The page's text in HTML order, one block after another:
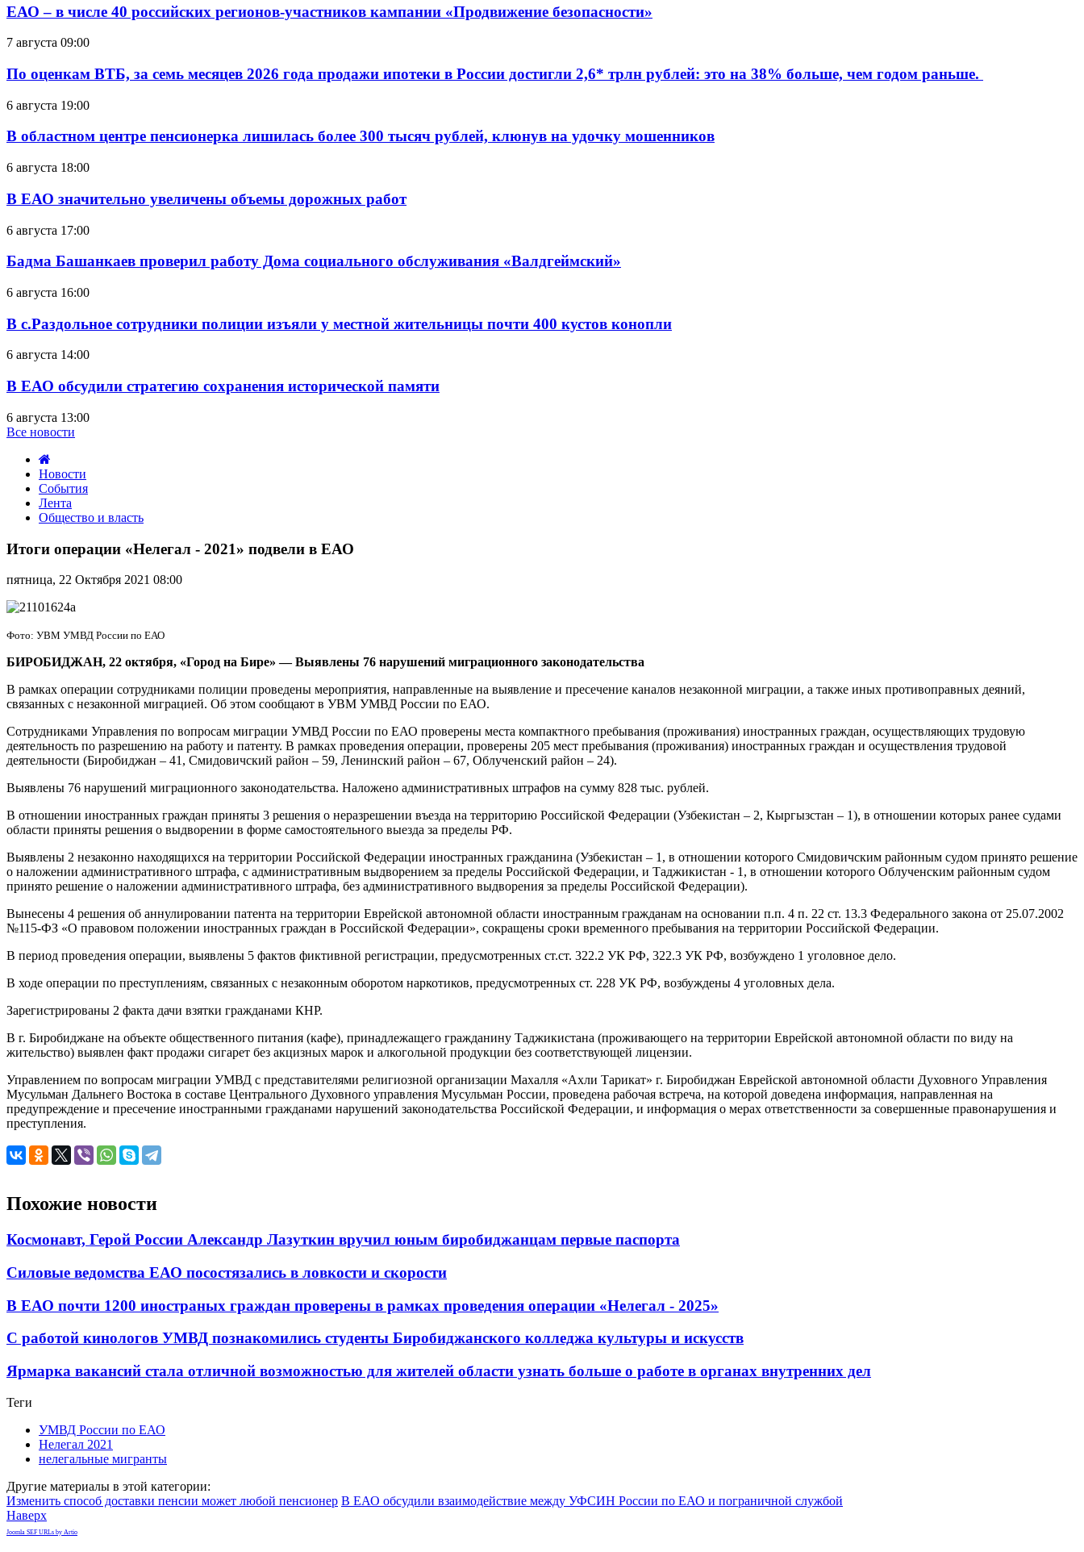
ЕАО – в числе 40 российских регионов-участников кампании «Продвижение безопасности»
7 августа 09:00
По оценкам ВТБ, за семь месяцев 2026 года продажи ипотеки в России достигли 2,6* трлн рублей: это на 38% больше, чем годом раньше.
6 августа 19:00
В областном центре пенсионерка лишилась более 300 тысяч рублей, клюнув на удочку мошенников
6 августа 18:00
В ЕАО значительно увеличены объемы дорожных работ
6 августа 17:00
Бадма Башанкаев проверил работу Дома социального обслуживания «Валдгеймский»
6 августа 16:00
В с.Раздольное сотрудники полиции изъяли у местной жительницы почти 400 кустов конопли
6 августа 14:00
В ЕАО обсудили стратегию сохранения исторической памяти
6 августа 13:00
Все новости
Новости
События
Лента
Общество и власть
операции
«Нелегал
-
2021»
подвели
ЕАО
Итоги операции «Нелегал - 2021» подвели в ЕАО
пятница, 22 Октября 2021 08:00
Фото: УВМ УМВД России по ЕАО
БИРОБИДЖАН, 22 октября, «Город на Бире» —Выявлены 76 нарушений миграционного законодательства
В рамках операции сотрудниками полиции проведены мероприятия, направленные на выявление и пресечение каналов незаконной миграции, а также иных противоправных деяний,
связанных с незаконной миграцией. Об этом сообщают в УВМ УМВД России по ЕАО.
Сотрудниками Управления по вопросам миграции УМВД России по ЕАО проверены места компактного пребывания (проживания) иностранных граждан, осуществляющих трудовую
деятельность по разрешению на работу и патенту. В рамках проведения операции, проверены 205 мест пребывания (проживания) иностранных граждан и осуществления трудовой
деятельности (Биробиджан – 41, Смидовичский район – 59, Ленинский район – 67, Облученский район – 24).
Выявлены 76 нарушений миграционного законодательства. Наложено административных штрафов на сумму 828 тыс. рублей.
В отношении иностранных граждан приняты 3 решения о неразрешении въезда на территорию Российской Федерации (Узбекистан – 2, Кыргызстан – 1), в отношении которых ранее судами
области приняты решения о выдворении в форме самостоятельного выезда за пределы РФ.
Выявлены 2 незаконно находящихся на территории Российской Федерации иностранных гражданина (Узбекистан – 1, в отношении которого Смидовичским районным судом принято решение
о наложении административного штрафа, с административным выдворением за пределы Российской Федерации, и Таджикистан - 1, в отношении которого Облученским районным судом
принято решение о наложении административного штрафа, без административного выдворения за пределы Российской Федерации).
Вынесены 4 решения об аннулировании патента на территории Еврейской автономной области иностранным гражданам на основании п.п. 4 п. 22 ст. 13.3 Федерального закона от 25.07.2002
№115-ФЗ «О правовом положении иностранных граждан в Российской Федерации», сокращены сроки временного пребывания на территории Российской Федерации.
В период проведения операции, выявлены 5 фактов фиктивной регистрации, предусмотренных ст.ст. 322.2 УК РФ, 322.3 УК РФ, возбуждено 1 уголовное дело.
В ходе операции по преступлениям, связанных с незаконным оборотом наркотиков, предусмотренных ст. 228 УК РФ, возбуждены 4 уголовных дела.
Зарегистрированы 2 факта дачи взятки гражданами КНР.
В г. Биробиджане на объекте общественного питания (кафе), принадлежащего гражданину Таджикистана (проживающего на территории Еврейской автономной области по виду на
жительство) выявлен факт продажи сигарет без акцизных марок и алкогольной продукции без соответствующей лицензии.
Управлением по вопросам миграции УМВД с представителями религиозной организации Махалля «Ахли Тарикат» г. Биробиджан Еврейской автономной области Духовного Управления
Мусульман Дальнего Востока в составе Центрального Духовного управления Мусульман России, проведена рабочая встреча, на которой доведена информация, направленная на
предупреждение и пресечение иностранными гражданами нарушений законодательства Российской Федерации, и информация о мерах ответственности за совершенные правонарушения и
преступления.
Похожие новости
Космонавт, Герой России Александр Лазуткин вручил юным биробиджанцам первые паспорта
Силовые ведомства ЕАО посостязались в ловкости и скорости
В ЕАО почти 1200 иностраных граждан проверены в рамках проведения операции «Нелегал - 2025»
С работой кинологов УМВД познакомились студенты Биробиджанского колледжа культуры и искусств
Ярмарка вакансий стала отличной возможностью для жителей области узнать больше о работе в органах внутренних дел
Теги
УМВД России по ЕАО
Нелегал 2021
нелегальные мигранты
Другие материалы в этой категории:
Изменить способ доставки пенсии может любой пенсионер В ЕАО обсудили взаимодействие между УФСИН России по ЕАО и пограничной службой
Наверх
Joomla SEF URLs by Artio